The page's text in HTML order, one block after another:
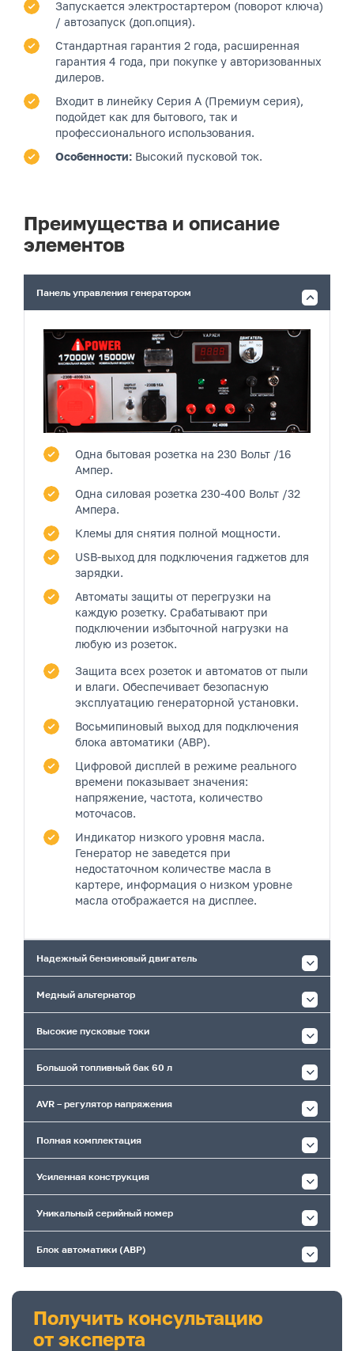
Запускается электростартером (поворот ключа)
/ автозапуск (доп.опция).
Стандартная гарантия 2 года, расширенная
гарантия 4 года, при покупке у авторизованных
дилеров.
Входит в линейку Серия A (Премиум серия),
подойдет как для бытового, так и
профессионального использования.
Особенности: Высокий пусковой ток.
Преимущества и описание
элементов
Панель управления генератором
Одна бытовая розетка на 230 Вольт /16
Ампер.
Одна силовая розетка 230-400 Вольт /32
Ампера.
Клемы для снятия полной мощности.
USB-выход для подключения гаджетов для
зарядки.
Автоматы защиты от перегрузки на
каждую розетку. Срабатывают при
подключении избыточной нагрузки на
любую из розеток.
Защита всех розеток и автоматов от пыли
и влаги. Обеспечивает безопасную
эксплуатацию генераторной установки.
Восьмипиновый выход для подключения
блока автоматики (АВР).
Цифровой дисплей в режиме реального
времени показывает значения:
напряжение, частота, количество
моточасов.
Индикатор низкого уровня масла.
Генератор не заведется при
недостаточном количестве масла в
картере, информация о низком уровне
масла отображается на дисплее.
Надежный бензиновый двигатель
Медный альтернатор
Высокие пусковые токи
Большой топливный бак 60 л
AVR – регулятор напряжения
Полная комплектация
Усиленная конструкция
Уникальный серийный номер
Блок автоматики (АВР)
Получить консультацию
от эксперта